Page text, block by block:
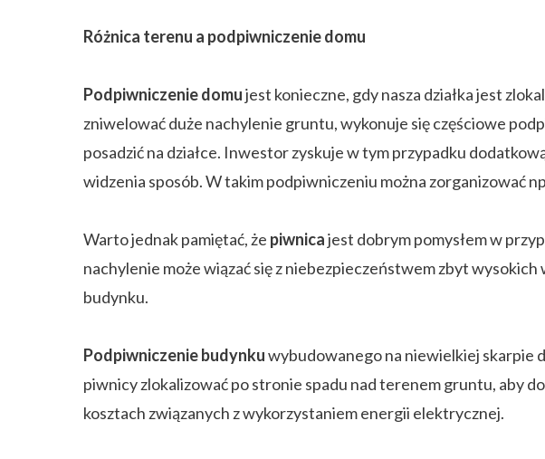
Różnica terenu a podpiwniczenie domu
Podpiwniczenie domujest konieczne, gdy nasza działka jest
zniwelować duże nachylenie gruntu, wykonuje się częściowe
posadzić na działce. Inwestor zyskuje w tym przypadku
widzenia sposób. W takim podpiwniczeniu można zorganizować
Warto jednak pamiętać, że piwnicajest dobrym pomysłem w
nachylenie może wiązać się z niebezpieczeństwem zbyt
budynku.
Podpiwniczenie budynkuwybudowanego na niewielkiej skarpie
piwnicy zlokalizować po stronie spadu nad terenem gruntu, aby
kosztach związanych z wykorzystaniem energii elektrycznej.